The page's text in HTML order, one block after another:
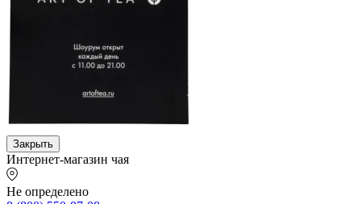
Закрыть
Интернет-магазин чая
Не определено